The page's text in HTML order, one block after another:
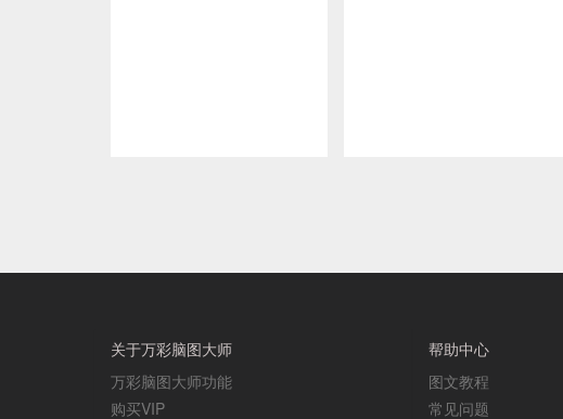
关于万彩脑图大师
万彩脑图大师功能
购买VIP
帮助中心
图文教程
常见问题